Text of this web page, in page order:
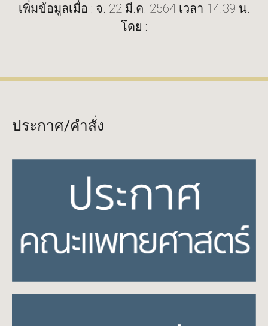
เพิ่มข้อมูลเมื่อ : จ. 22 มี.ค. 2564 เวลา 14.39 น.
โดย :
ประกาศ/คำสั่ง